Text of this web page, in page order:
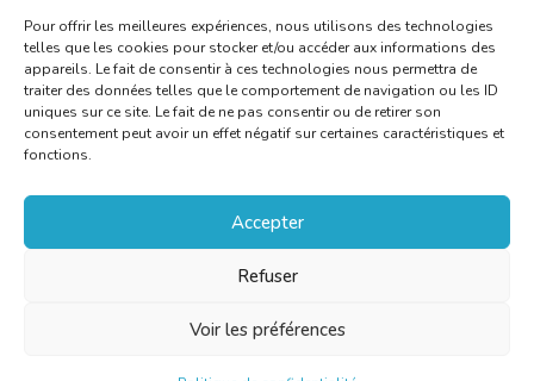
Pour offrir les meilleures expériences, nous utilisons des technologies
telles que les cookies pour stocker et/ou accéder aux informations des
appareils. Le fait de consentir à ces technologies nous permettra de
traiter des données telles que le comportement de navigation ou les ID
uniques sur ce site. Le fait de ne pas consentir ou de retirer son
consentement peut avoir un effet négatif sur certaines caractéristiques et
fonctions.
Accepter
Refuser
Voir les préférences